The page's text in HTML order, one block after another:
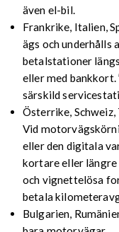
även el-bil.
Frankrike, Italien,
ägs och underhålls
betalstationer
eller med
särskild
Österrike, Schweiz,
Vid
eller den digitala
kortare eller längre
och vignettelösa
betala
Bulgarien,